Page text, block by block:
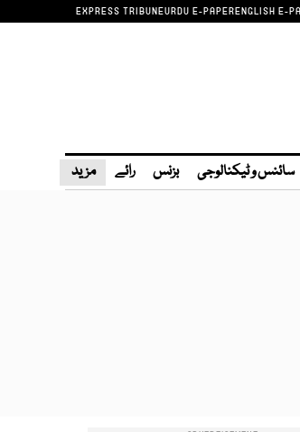
EXPRESS TRIBUNEURDU E-PAPERENGLISH E-
سائنس و ٹیکنالوجی بزنس رائے مزید